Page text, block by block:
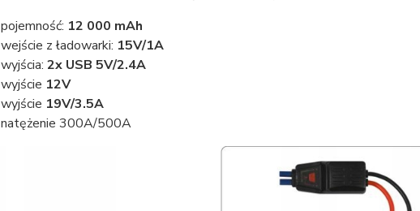
pojemność: 12 000 mAh
wejście z ładowarki: 15V/1A
wyjścia: 2x USB 5V/2.4A
wyjście 12V
wyjście 19V/3.5A
natężenie 300A/500A